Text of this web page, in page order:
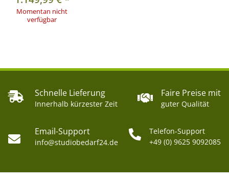
Bereitschaftsanzeige
Auslöseart
Stativanschluss
5/8"
Gewicht
3kg
Zubehör in Lieferumfang
Netzkabel,
Momentan nicht
verfügbar
Schnelle Lieferung
Innerhalb kürzester Zeit
Faire Preise mit
guter Qualität
Email-Support
info@studiobedarf24.de
Telefon-Support
+49 (0) 9625 9092085